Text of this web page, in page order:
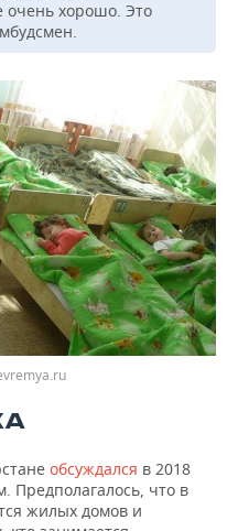
очень хорошо. Это
обсуждался в 2018
Предполагалось, что в
жилых домов и